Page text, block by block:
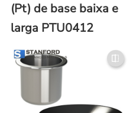
(Pt) de base baixa e
larga PTU0412